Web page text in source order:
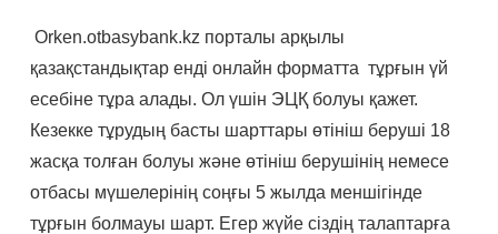
Оrken.otbasybank.kz порталы арқылы
қазақстандықтар енді онлайн форматта тұрғын үй
есебіне тұра алады. Ол үшін ЭЦҚ болуы қажет.
Кезекке тұрудың басты шарттары өтініш беруші 18
жасқа толған болуы және өтініш берушінің немесе
отбасы мүшелерінің соңғы 5 жылда меншігінде
тұрғын болмауы шарт. Егер жүйе сіздің талаптарға